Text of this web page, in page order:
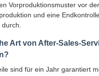
Vorproduktionsmuster vor der
und eine
Art von After-Sales-
sind für ein Jahr garantiert